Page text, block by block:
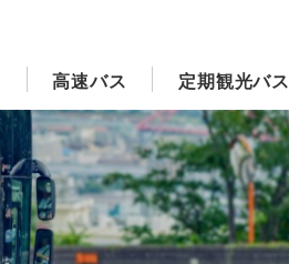
高速バス 定期観光バス